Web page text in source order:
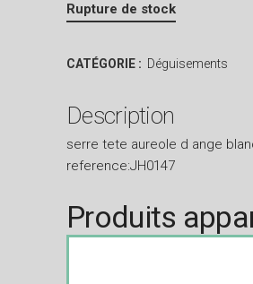
Rupture de stock
CATÉGORIE : Déguisements
Description
serre tete aureole d ange
reference:JH0147
Produits